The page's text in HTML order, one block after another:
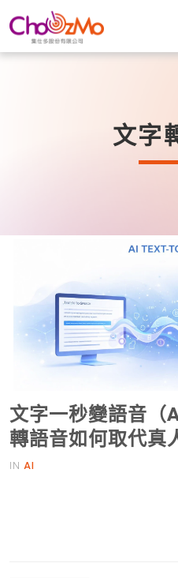
文字
文字一秒變語音（
轉語音如何取代真
IN AI